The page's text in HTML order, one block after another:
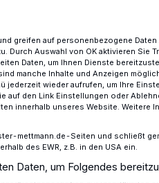
der Stadt
2019
greifen auf personenbezogene
Durch Auswahl von OK aktivieren Sie
Daten, um Ihnen Dienste
manche Inhalte und Anzeigen
jederzeit wieder aufrufen, um Ihre
auf den Link Einstellungen oder
innerhalb unseres Website. Weitere
mettmann.de-Seiten und schließt
des EWR, z.B. in den USA ein.
Daten, um Folgendes